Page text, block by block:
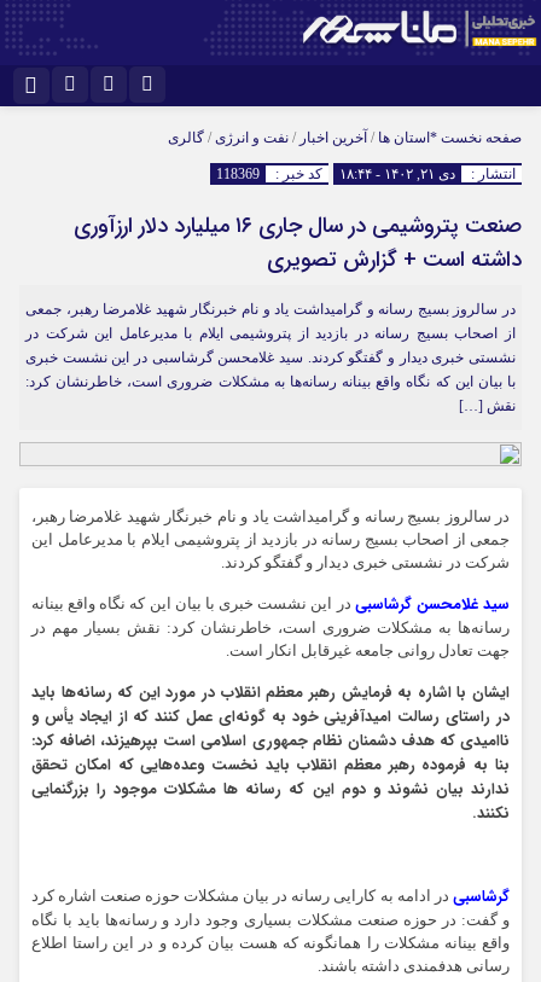
اینستاگرام
تلگرام
سروش
ایتا
آپارات رمز عبور
مرا به خاطر بسپار
صفحه نخست *استان ها / آخرین اخبار / نفت و انرژی/ گالری
انتشار : دی ۲۱, ۱۴۰۲ - ۱۸:۴۴ کد خبر : 118369
صنعت پتروشیمی در سال جاری ۱۶ میلیارد دلار ارزآوری
داشته است + گزارش تصویری
در سالروز بسیج رسانه و گرامیداشت یاد و نام خبرنگار شهید غلامرضا رهبر، جمعی
از اصحاب بسیج رسانه در بازدید از پتروشیمی ایلام با مدیرعامل این شرکت در
نشستی خبری دیدار و گفتگو کردند. سید غلامحسن گرشاسبی در این نشست خبری
با بیان این که نگاه واقع بینانه رسانه‌ها به مشکلات ضروری است، خاطرنشان کرد:
نقش […]
در سالروز بسیج رسانه و گرامیداشت یاد و نام خبرنگار شهید غلامرضا رهبر،
جمعی از اصحاب بسیج رسانه در بازدید از پتروشیمی ایلام با مدیرعامل این
شرکت در نشستی خبری دیدار و گفتگو کردند.
سید غلامحسن گرشاسبی در این نشست خبری با بیان این که نگاه واقع بینانه
رسانه‌ها به مشکلات ضروری است، خاطرنشان کرد: نقش بسیار مهم در
جهت تعادل روانی جامعه غیرقابل انکار است.
ایشان با اشاره به فرمایش رهبر معظم انقلاب در مورد این که رسانه‌ها باید
در راستای رسالت امیدآفرینی خود به گونه‌ای عمل کنند که از ایجاد یأس و
ناامیدی که هدف دشمنان نظام جمهوری اسلامی است بپرهیزند، اضافه کرد:
بنا به فرموده رهبر معظم انقلاب باید نخست وعده‌هایی که امکان تحقق
ندارند بیان نشوند و دوم این که رسانه ها مشکلات موجود را بزرگنمایی
نکنند.
گرشاسبی در ادامه به کارایی رسانه در بیان مشکلات حوزه صنعت اشاره کرد
و گفت: در حوزه صنعت مشکلات بسیاری وجود دارد و رسانه‌ها باید با نگاه
واقع بینانه مشکلات را همانگونه که هست بیان کرده و در این راستا اطلاع
رسانی هدفمندی داشته باشند.